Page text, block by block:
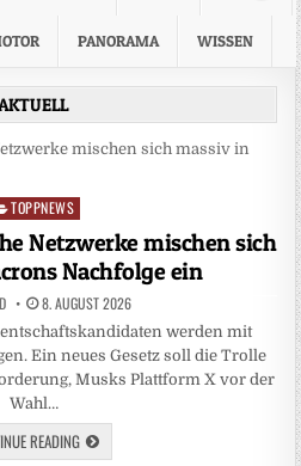
PANORAMA WISSEN
TOPPNEWS
Netzwerke mischen sich
Nachfolge ein
8. AUGUST 2026
werden mit
Ein neues Gesetz soll die Trolle
Musks Plattform X vor der
Wahl…
READING